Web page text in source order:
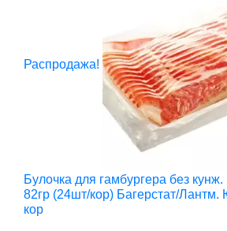
Распродажа!
Булочка для гамбургера без
82гр (24шт/кор) Багерстат/Лантм.
кор